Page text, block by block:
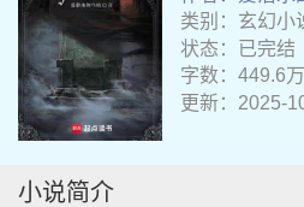
类别：玄幻小
状态：已完结
字数：449.6
更新：2025-
小说简介